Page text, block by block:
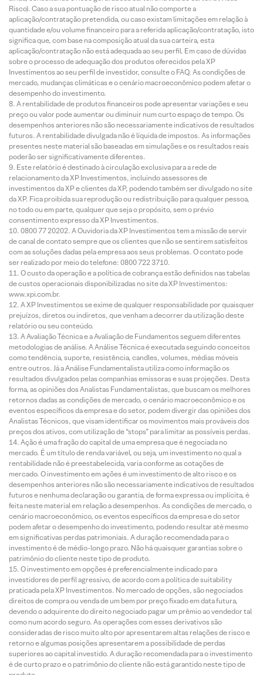
Risco). Caso a sua pontuação de risco atual não comporte a
aplicação/contratação pretendida, ou caso existam limitações em relação à
quantidade e/ou volume financeiro para a referida aplicação/contratação, isto
significa que, com base na composição atual da sua carteira, esta
aplicação/contratação não está adequada ao seu perfil. Em caso de dúvidas
sobre o processo de adequação dos produtos oferecidos pela XP
Investimentos ao seu perfil de investidor, consulte o FAQ. As condições de
mercado, mudanças climáticas e o cenário macroeconômico podem afetar o
desempenho do investimento.
A rentabilidade de produtos financeiros pode apresentar variações e seu
preço ou valor pode aumentar ou diminuir num curto espaço de tempo. Os
desempenhos anteriores não são necessariamente indicativos de resultados
futuros. A rentabilidade divulgada não é líquida de impostos. As informações
presentes neste material são baseadas em simulações e os resultados reais
poderão ser significativamente diferentes.
Este relatório é destinado à circulação exclusiva para a rede de
relacionamento da XP Investimentos, incluindo assessores de
investimentos da XP e clientes da XP, podendo também ser divulgado no site
da XP. Fica proibida sua reprodução ou redistribuição para qualquer pessoa,
no todo ou em parte, qualquer que seja o propósito, sem o prévio
consentimento expresso da XP Investimentos.
0800 77 20202. A Ouvidoria da XP Investimentos tem a missão de servir
de canal de contato sempre que os clientes que não se sentirem satisfeitos
com as soluções dadas pela empresa aos seus problemas. O contato pode
ser realizado por meio do telefone: 0800 722 3710.
O custo da operação e a política de cobrança estão definidos nas tabelas
de custos operacionais disponibilizadas no site da XP Investimentos:
www.xpi.com.br.
A XP Investimentos se exime de qualquer responsabilidade por quaisquer
prejuízos, diretos ou indiretos, que venham a decorrer da utilização deste
relatório ou seu conteúdo.
A Avaliação Técnica e a Avaliação de Fundamentos seguem diferentes
metodologias de análise. A Análise Técnica é executada seguindo conceitos
como tendência, suporte, resistência, candles, volumes, médias móveis
entre outros. Já a Análise Fundamentalista utiliza como informação os
resultados divulgados pelas companhias emissoras e suas projeções. Desta
forma, as opiniões dos Analistas Fundamentalistas, que buscam os melhores
retornos dadas as condições de mercado, o cenário macroeconômico e os
eventos específicos da empresa e do setor, podem divergir das opiniões dos
Analistas Técnicos, que visam identificar os movimentos mais prováveis dos
preços dos ativos, com utilização de “stops” para limitar as possíveis perdas.
Ação é uma fração do capital de uma empresa que é negociada no
mercado. É um título de renda variável, ou seja, um investimento no qual a
rentabilidade não é preestabelecida, varia conforme as cotações de
mercado. O investimento em ações é um investimento de alto risco e os
desempenhos anteriores não são necessariamente indicativos de resultados
futuros e nenhuma declaração ou garantia, de forma expressa ou implícita, é
feita neste material em relação a desempenhos. As condições de mercado, o
cenário macroeconômico, os eventos específicos da empresa e do setor
podem afetar o desempenho do investimento, podendo resultar até mesmo
em significativas perdas patrimoniais. A duração recomendada para o
investimento é de médio-longo prazo. Não há quaisquer garantias sobre o
patrimônio do cliente neste tipo de produto.
O investimento em opções é preferencialmente indicado para
investidores de perfil agressivo, de acordo com a política de suitability
praticada pela XP Investimentos. No mercado de opções, são negociados
direitos de compra ou venda de um bem por preço fixado em data futura,
devendo o adquirente do direito negociado pagar um prêmio ao vendedor tal
como num acordo seguro. As operações com esses derivativos são
consideradas de risco muito alto por apresentarem altas relações de risco e
retorno e algumas posições apresentarem a possibilidade de perdas
superiores ao capital investido. A duração recomendada para o investimento
é de curto prazo e o patrimônio do cliente não está garantido neste tipo de